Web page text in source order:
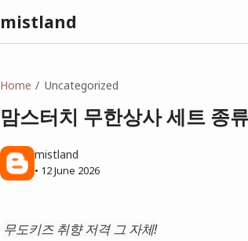
mistland
Home Uncategorized
맘스터치 무한상사 세트 종
mistland
• 12 June 2026
무도키즈 취향 저격 그 자체!